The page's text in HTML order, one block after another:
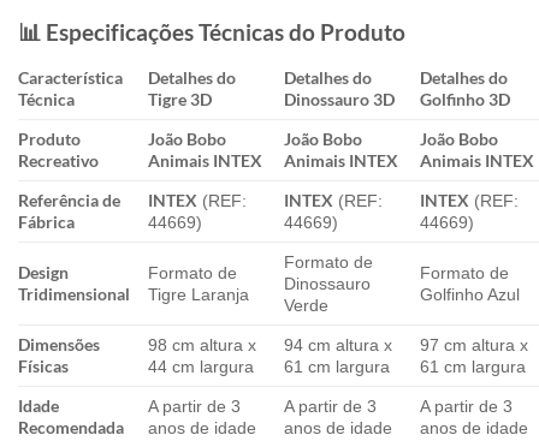
📊 Especificações Técnicas do Produto
Característica
Técnica
Detalhes do
Tigre 3D
Detalhes do
Dinossauro 3D
Detalhes do
Golfinho 3D
Produto
Recreativo
João Bobo
Animais INTEX
João Bobo
Animais INTEX
João Bobo
Animais INTEX
Referência de
Fábrica
INTEX (REF:
44669)
INTEX (REF:
44669)
INTEX (REF:
44669)
Design
Tridimensional
Formato de
Tigre Laranja
Formato de
Dinossauro
Verde
Formato de
Golfinho Azul
Dimensões
Físicas
98 cm altura x
44 cm largura
94 cm altura x
61 cm largura
97 cm altura x
61 cm largura
Idade
Recomendada
A partir de 3
anos de idade
A partir de 3
anos de idade
A partir de 3
anos de idade